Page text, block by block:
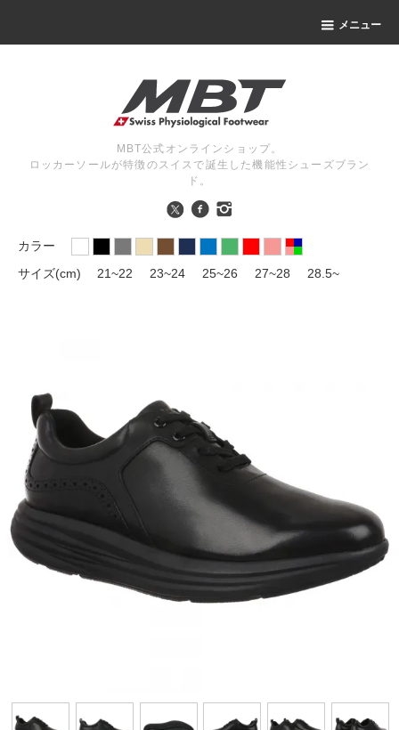
メニュー
MBT公式オンラインショップ。
ロッカーソールが特徴のスイスで誕生した機能性シューズブラン
ド。
カラー
サイズ(cm)
21~22 23~24 25~26 27~28 28.5~